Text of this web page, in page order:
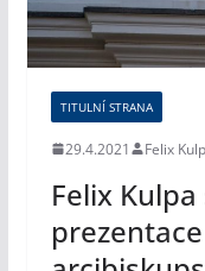
TITULNÍ STRANA
29.4.2021 Felix
Felix